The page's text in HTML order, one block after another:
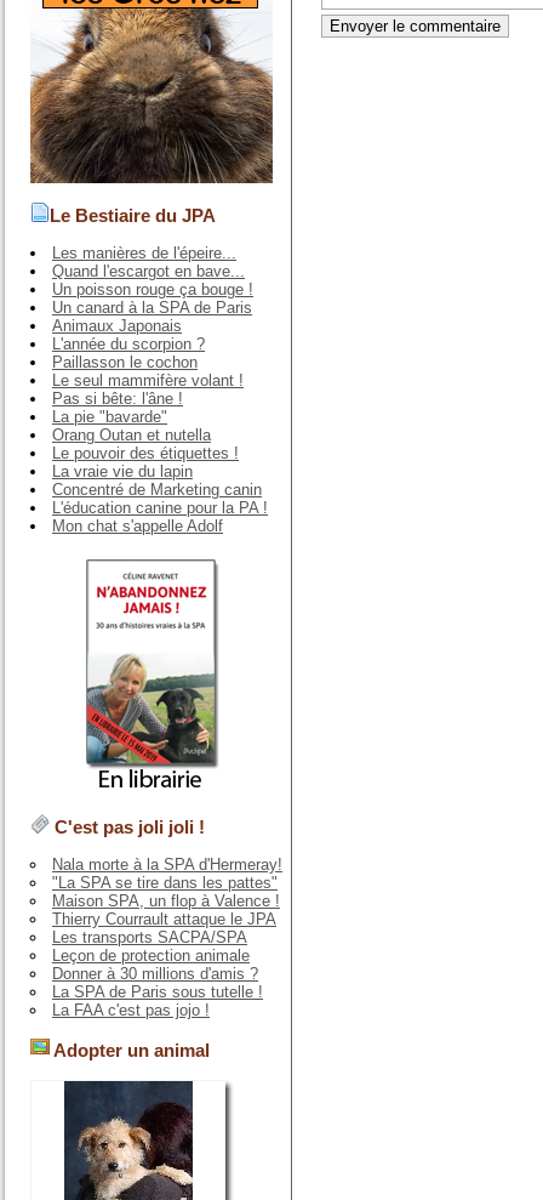
Le Bestiaire du JPA
Les manières de l'épeire...
Quand l'escargot en bave...
Un poisson rouge ça bouge !
Un canard à la SPA de Paris
Animaux Japonais
L'année du scorpion ?
Paillasson le cochon
Le seul mammifère volant !
Pas si bête: l'âne !
La pie "bavarde"
Orang Outan et nutella
Le pouvoir des étiquettes !
La vraie vie du lapin
Concentré de Marketing canin
L'éducation canine pour la PA !
Mon chat s'appelle Adolf
C'est pas joli joli !
Nala morte à la SPA d'Hermeray!
"La SPA se tire dans les pattes"
Maison SPA, un flop à Valence !
Thierry Courrault attaque le JPA
Les transports SACPA/SPA
Leçon de protection animale
Donner à 30 millions d'amis ?
La SPA de Paris sous tutelle !
La FAA c'est pas jojo !
Adopter un animal